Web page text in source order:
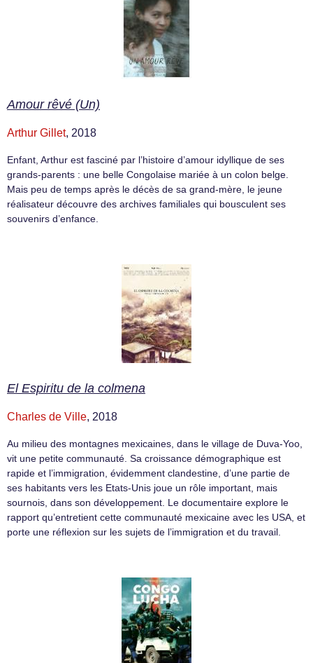
Amour rêvé (Un)
Arthur Gillet, 2018
Enfant, Arthur est fasciné par l’histoire d’amour idyllique de ses
grands-parents : une belle Congolaise mariée à un colon belge.
Mais peu de temps après le décès de sa grand-mère, le jeune
réalisateur découvre des archives familiales qui bousculent ses
souvenirs d’enfance.
El Espiritu de la colmena
Charles de Ville, 2018
Au milieu des montagnes mexicaines, dans le village de Duva-Yoo,
vit une petite communauté. Sa croissance démographique est
rapide et l’immigration, évidemment clandestine, d’une partie de
ses habitants vers les Etats-Unis joue un rôle important, mais
sournois, dans son développement. Le documentaire explore le
rapport qu’entretient cette communauté mexicaine avec les USA, et
porte une réflexion sur les sujets de l’immigration et du travail.